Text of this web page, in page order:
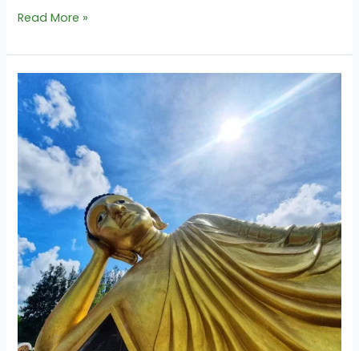
Read More »
วัด
ศรี
สุนทร
แต้ม
บุญ
ไหว้
พระ
วัด
ใน
ภูเก็ต
วัน
เดียว
เก็บ